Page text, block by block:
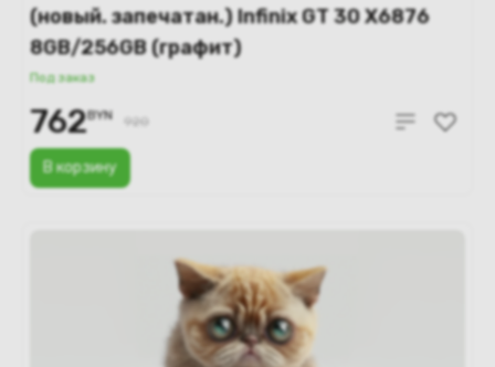
(новый. запечатан.) Infinix GT 30 X6876
8GB/256GB (графит)
Под заказ
В корзину
762BYN 920